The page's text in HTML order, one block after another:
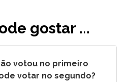
gostar ...
votou no primeiro
votar no segundo?